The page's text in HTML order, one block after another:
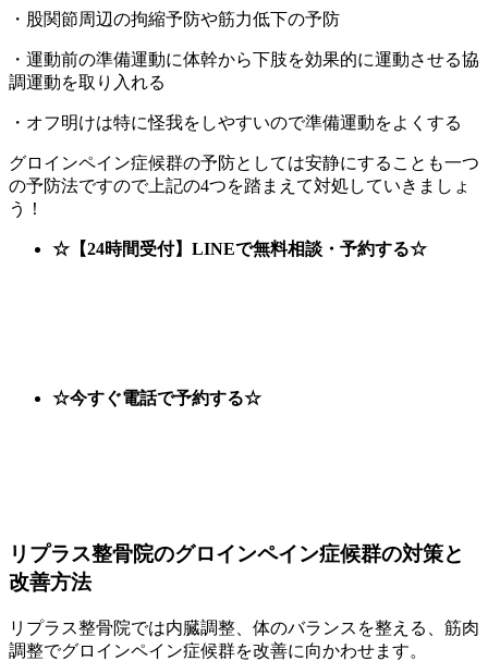
・股関節周辺の拘縮予防や筋力低下の予防
・運動前の準備運動に体幹から下肢を効果的に運動させる協
調運動を取り入れる
・オフ明けは特に怪我をしやすいので準備運動をよくする
グロインペイン症候群の予防としては安静にすることも一つ
の予防法ですので上記の4つを踏まえて対処していきましょ
う！
☆【24時間受付】LINEで無料相談・予約する☆
☆今すぐ電話で予約する☆
リプラス整骨院のグロインペイン症候群の対策と
改善方法
リプラス整骨院では内臓調整、体のバランスを整える、筋肉
調整でグロインペイン症候群を改善に向かわせます。